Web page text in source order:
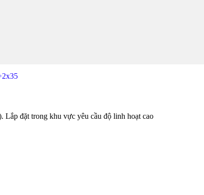
đặt trong khu vực yêu cầu độ linh hoạt cao